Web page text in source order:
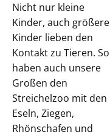
Nicht nur kleine
Kinder, auch größere
Kinder lieben den
Kontakt zu Tieren. So
haben auch unsere
Großen den
Streichelzoo mit den
Eseln, Ziegen,
Rhönschafen und